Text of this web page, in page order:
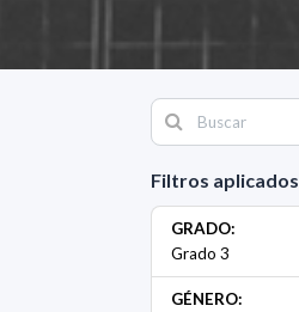
Filtros aplicados
GRADO:
Grado 3
GÉNERO: